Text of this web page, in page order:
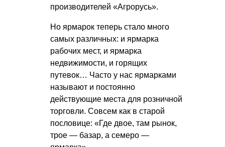
производителей «Агрорусь».
Но ярмарок теперь стало много
самых различных: и ярмарка
рабочих мест, и ярмарка
недвижимости, и горящих
путевок… Часто у нас ярмарками
называют и постоянно
действующие места для розничной
торговли. Совсем как в старой
пословице: «Где двое, там рынок,
трое — базар, а семеро —